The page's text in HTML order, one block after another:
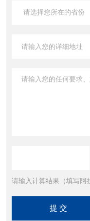
请输入计算结果（填写阿